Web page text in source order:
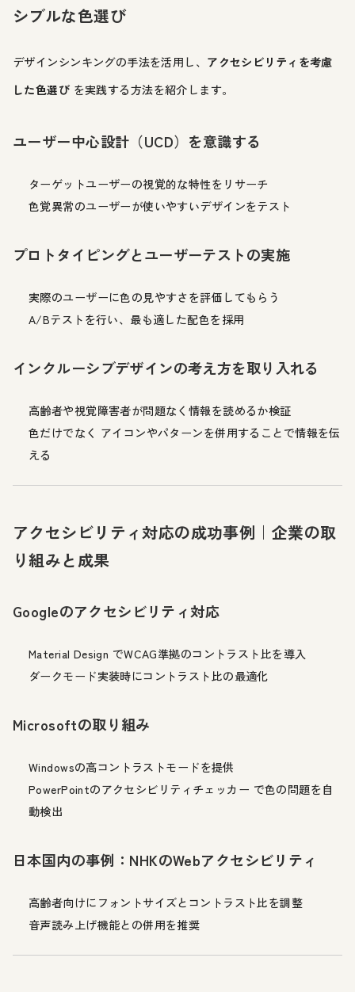
シブルな色選び
デザインシンキングの手法を活用し、 アクセシビリティを考慮
した色選び を実践する方法を紹介します。
ユーザー中心設計（UCD）を意識する
ターゲットユーザーの視覚的な特性をリサーチ
色覚異常のユーザーが使いやすいデザインをテスト
プロトタイピングとユーザーテストの実施
実際のユーザーに色の見やすさを評価してもらう
A/Bテストを行い、最も適した配色を採用
インクルーシブデザインの考え方を取り入れる
高齢者や視覚障害者が問題なく情報を読めるか検証
色だけでなく アイコンやパターンを併用することで情報を伝
える
アクセシビリティ対応の成功事例｜企業の取
り組みと成果
Googleのアクセシビリティ対応
Material Design でWCAG準拠のコントラスト比を導入
ダークモード実装時にコントラスト比の最適化
Microsoftの取り組み
Windowsの高コントラストモードを提供
PowerPointのアクセシビリティチェッカー で色の問題を自
動検出
日本国内の事例：NHKのWebアクセシビリティ
高齢者向けにフォントサイズとコントラスト比を調整
音声読み上げ機能との併用を推奨